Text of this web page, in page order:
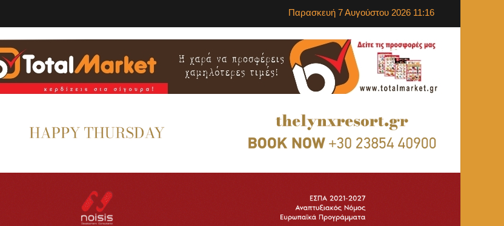
Παρασκευή 7 Αυγούστου 2026 11:16